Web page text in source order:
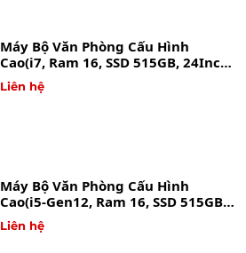
Máy Bộ Văn Phòng Cấu Hình
Cao(i7, Ram 16, SSD 515GB, 24Inch
)Liên hệ
Máy Bộ Văn Phòng Cấu Hình
Cao(i5-Gen12, Ram 16, SSD 515GB,
24Inch
Liên hệ